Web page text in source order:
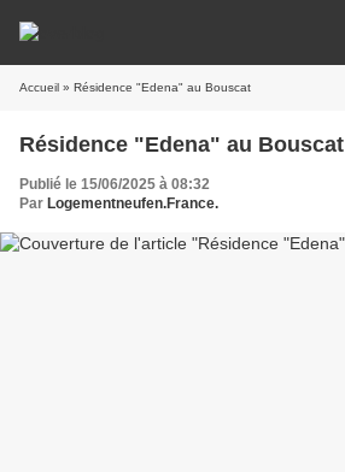
Accueil » Résidence "Edena" au Bouscat
Résidence "Edena" au Bouscat
Publié le 15/06/2025 à 08:32
Par Logementneufen.France.